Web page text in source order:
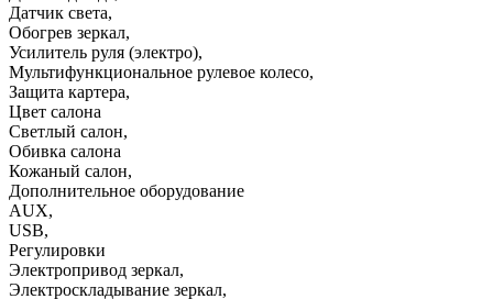
Датчик света,
Обогрев зеркал,
Усилитель руля (электро),
Мультифункциональное рулевое колесо,
Защита картера,
Цвет салона
Светлый салон,
Обивка салона
Кожаный салон,
Дополнительное оборудование
AUX,
USB,
Регулировки
Электропривод зеркал,
Электроскладывание зеркал,